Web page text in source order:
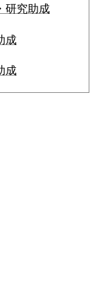
研究助成
成
成